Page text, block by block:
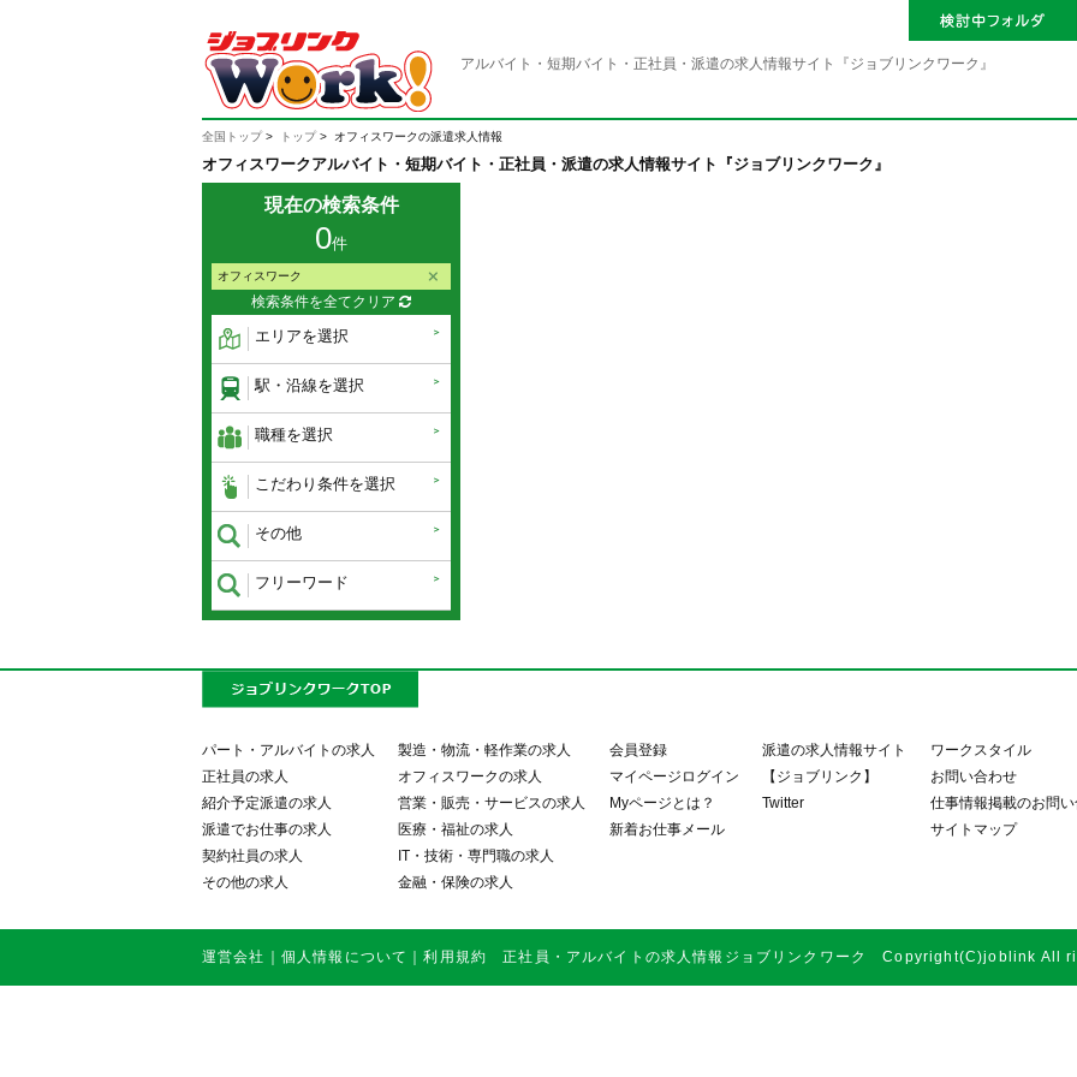
アルバイト・短期バイト・正社員・派遣の求人情報サイト『ジョブリンクワーク』
全国トップ トップ オフィスワークの派遣求人情報
オフィスワークアルバイト・短期バイト・正社員・派遣の求人情報サイト『ジョブリンクワーク』
現在の検索条件
0件
オフィスワーク
検索条件を全てクリア
エリアを選択
駅・沿線を選択
職種を選択
こだわり条件を選択
その他
フリーワード
パート・アルバイトの求人
正社員の求人
紹介予定派遣の求人
派遣でお仕事の求人
契約社員の求人
その他の求人
製造・物流・軽作業の求人
オフィスワークの求人
営業・販売・サービスの求人
医療・福祉の求人
IT・技術・専門職の求人
金融・保険の求人
会員登録
マイページログイン
Myページとは？
新着お仕事メール
派遣の求人情報サイト
【ジョブリンク】
Twitter
ワークスタイル
お問い合わせ
仕事情報掲載のお問
サイトマップ
運営会社 ｜ 個人情報について ｜利用規約 正社員・アルバイトの求人情報ジョブリンクワーク Copyright(C)joblink All